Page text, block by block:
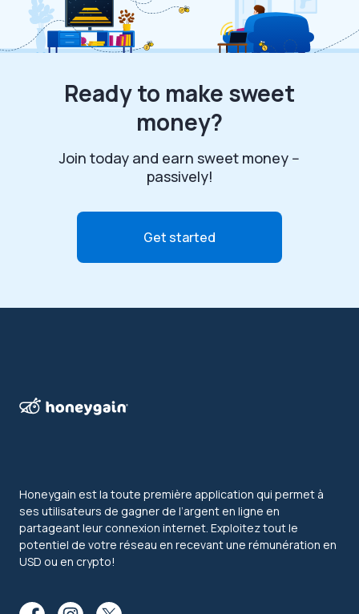
Ready to make sweet
money?
Join today and earn sweet money --
passively!
Get started
Honeygain est la toute première application qui permet à
ses utilisateurs de gagner de l’argent en ligne en
partageant leur connexion internet. Exploitez tout le
potentiel de votre réseau en recevant une rémunération en
USD ou en crypto!